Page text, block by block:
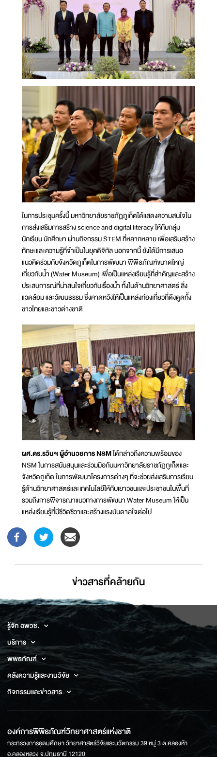
ในการประชุมครั้งนี้ มหาวิทยาลัยราชภัฏภูเก็ตได้แสดงความสนใจใน
การส่งเสริมการสร้าง science and digital literacy ให้กับกลุ่ม
นักเรียน นักศึกษา ผ่านกิจกรรม STEM ที่หลากหลาย เพื่อเสริมสร้าง
ทักษะและความรู้ที่จำเป็นในยุคดิจิทัล นอกจากนี้ ยังได้มีการเสนอ
แนวคิดร่วมกับจังหวัดภูเก็ตในการพัฒนา พิพิธภัณฑ์ขนาดใหญ่
เกี่ยวกับน้ำ (Water Museum) เพื่อเป็นแหล่งเรียนรู้ที่สำคัญและสร้าง
ประสบการณ์ที่น่าสนใจเกี่ยวกับเรื่องน้ำ ทั้งในด้านวิทยาศาสตร์ สิ่ง
แวดล้อม และวัฒนธรรม ซึ่งคาดหวังให้เป็นแหล่งท่องเที่ยวที่ดึงดูดทั้ง
ชาวไทยและชาวต่างชาติ
ผศ.ดร.รวินฯ ผู้อำนวยการ NSMได้กล่าวถึงความพร้อมของ
NSM ในการสนับสนุนและร่วมมือกับมหาวิทยาลัยราชภัฏภูเก็ตและ
จังหวัดภูเก็ต ในการพัฒนาโครงการต่างๆ ที่จะช่วยส่งเสริมการเรียน
รู้ด้านวิทยาศาสตร์และเทคโนโลยีให้กับเยาวชนและประชาชนในพื้นที่
รวมถึงการพิจารณาแนวทางการพัฒนา Water Museum ให้เป็น
แหล่งเรียนรู้ที่มีชีวิตชีวาและสร้างแรงบันดาลใจต่อไป
ข่าวสารที่่คล้ายกัน
รู้จัก อพวช.
บริการ
พิพิธภัณฑ์
คลังความรู้และงานวิจัย
กิจกรรมและข่าวสาร
องค์การพิพิธภัณฑ์วิทยาศาสตร์แห่งชาติ
กระทรวงการอุดมศึกษา วิทยาศาสตร์วิจัยและนวัตกรรม 39 หมู่ 3 ต.คลองห้า
อ.คลองหลวง จ.ปทุมธานี 12120